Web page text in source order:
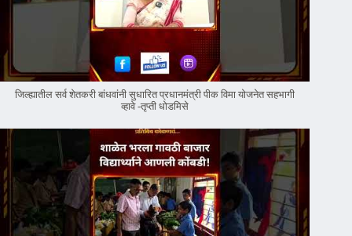
जिल्ह्यातील सर्व शेतकरी बांधवांनी सुधारित प्रधानमंत्री पीक विमा योजनेत सहभागी
व्हावे -तृप्ती धोडमिसे